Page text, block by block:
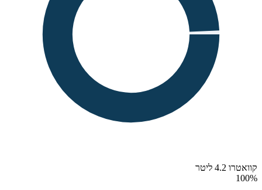
קוואטרו 4.2 ליטר
100%